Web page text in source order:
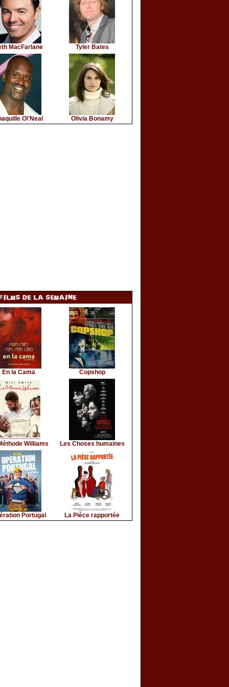
MacFarlane Tyler Bates
O\'Neal Olivia Bonamy
En la Cama Copshop
Williams Les Choses humaines
Portugal La Pièce rapportée